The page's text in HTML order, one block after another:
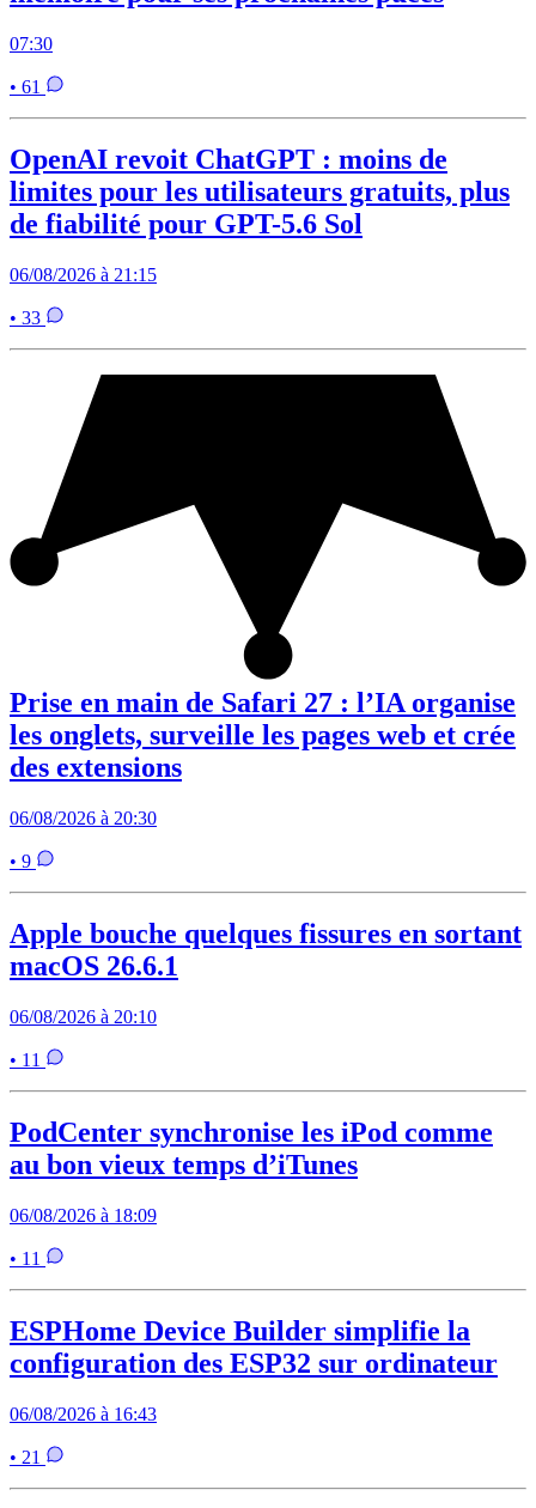
07:30
• 61
OpenAI revoit ChatGPT : moins de
limites pour les utilisateurs gratuits, plus
de fiabilité pour GPT-5.6 Sol
06/08/2026 à 21:15
• 33
Prise en main de Safari 27 : l’IA organise
les onglets, surveille les pages web et crée
des extensions
06/08/2026 à 20:30
• 9
Apple bouche quelques fissures en sortant
macOS 26.6.1
06/08/2026 à 20:10
• 11
PodCenter synchronise les iPod comme
au bon vieux temps d’iTunes
06/08/2026 à 18:09
• 11
ESPHome Device Builder simplifie la
configuration des ESP32 sur ordinateur
06/08/2026 à 16:43
• 21